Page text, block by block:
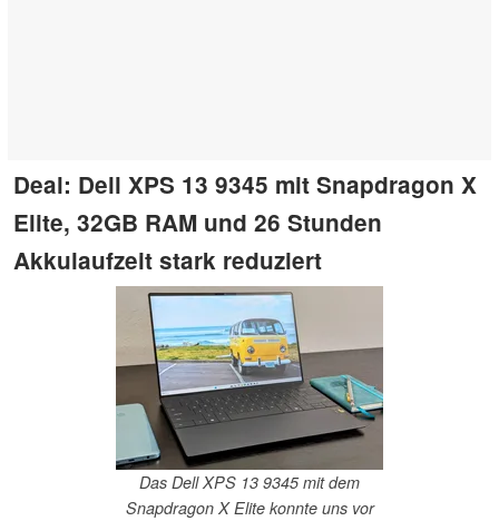
Deal: Dell XPS 13 9345 mit Snapdragon X
Elite, 32GB RAM und 26 Stunden
Akkulaufzeit stark reduziert
Das Dell XPS 13 9345 mit dem
Snapdragon X Elite konnte uns vor